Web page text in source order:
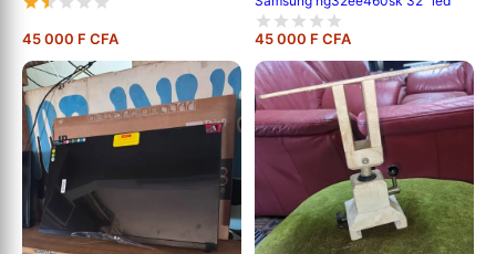
45 000 F CFA 45 000 F CFA